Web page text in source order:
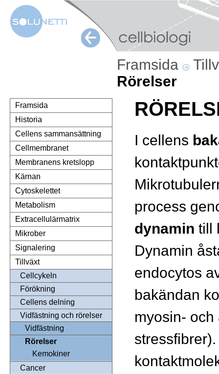
Framsida
Rörelser
Framsida
Historia
Cellens sammansättning
Cellmembranet
Membranens kretslopp
Kärnan
Cytoskelettet
Metabolism
Extracellulärmatrix
Mikrober
Signalering
Tillväxt
Cellcykeln
Förökning
Cellens delning
Vidfästning och rörelser
Vidfästning
Rörelser
Kemokiner
Cancer
I cellens
process
dynamin till
Dynamin
endocytos
bakändan
myosin-